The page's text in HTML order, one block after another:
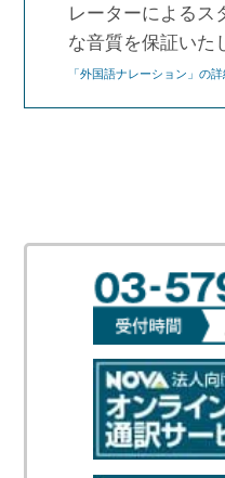
レーターによるス
な音質を保証いた
「外国語ナレーション」の